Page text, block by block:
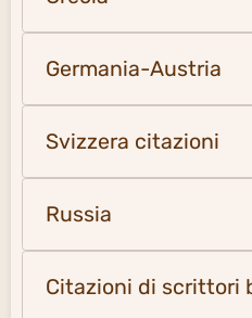
Germania-Austria
Svizzera citazioni
Russia
Citazioni di scrittori